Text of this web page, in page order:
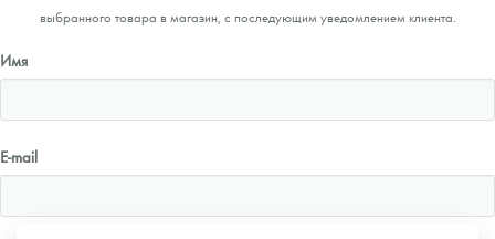
выбранного товара в магазин, с последующим уведомлением клиента.
Имя
E-mail